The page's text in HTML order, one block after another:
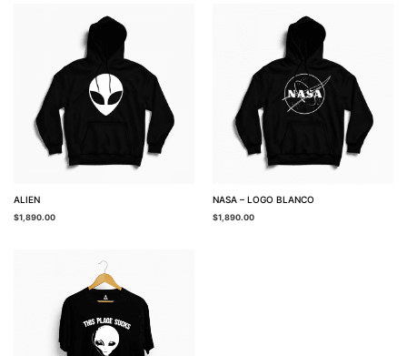
ALIEN
$1,890.00
NASA – LOGO BLANCO
$1,890.00